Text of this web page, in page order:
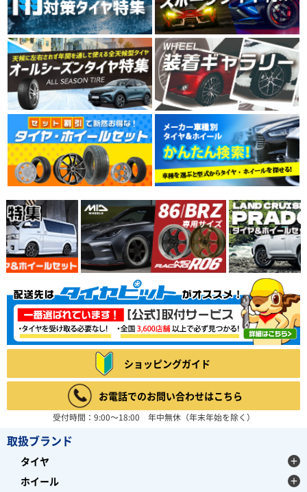
ショッピングガイド
お電話でのお問い合わせはこちら
受付時間：9:00～18:00 年中無休（年末年始を除く）
取扱ブランド
タイヤ
ホイール